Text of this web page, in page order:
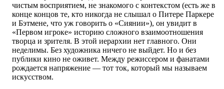
чистым восприятием, не знакомого с контекстом (есть же в
конце концов те, кто никогда не слышал о Питере Паркере
и Бэтмене, что уж говорить о «Сиянии»), он увидит в
«Первом игроке» историю сложного взаимоотношения
творца и зрителя. В этой иерархии нет главного. Они
неделимы. Без художника ничего не выйдет. Но и без
публики кино не оживет. Между режиссером и фанатами
рождается напряжение — тот ток, который мы называем
искусством.